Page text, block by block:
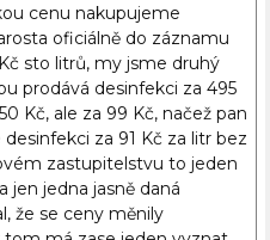
cenu nakupujeme
oficiálně do záznamu
sto litrů, my jsme druhý
prodává desinfekci za 495
Kč, ale za 99 Kč, načež pan
za 91 Kč za litr bez
zastupitelstvu to jeden
jen jedna jasně daná
že se ceny měnily